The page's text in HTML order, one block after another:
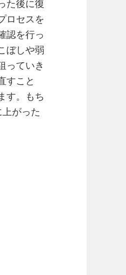
た後に復
ロセスを
認を行っ
ぼしや弱
っていき
すこと
す。もち
がった